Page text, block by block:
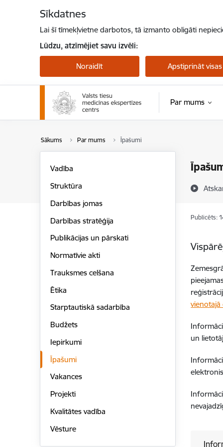
Sīkdatnes
Lai šī tīmekļvietne darbotos, tā izmanto obligāti
Lūdzu, atzīmējiet savu izvēli:
Noraidīt Apstiprināt visas
Par mums
Sākums Par mums Īpašumi
Vadība
Struktūra
Darbības jomas
Darbības stratēģija
Publikācijas un pārskati
Normatīvie akti
Trauksmes celšana
Ētika
Starptautiskā sadarbība
Budžets
Iepirkumi
Īpašumi
Vakances
Projekti
Kvalitātes vadība
Vēsture
Publicēts:
un